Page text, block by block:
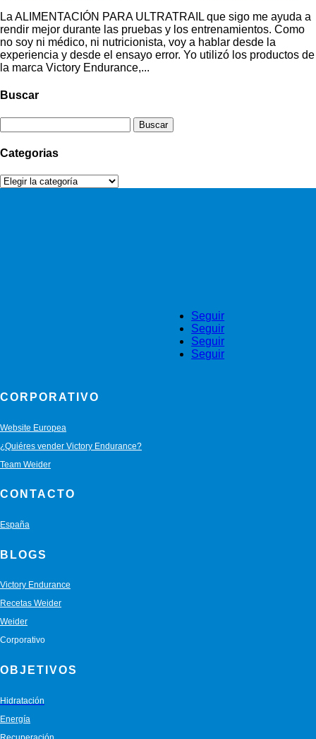
La ALIMENTACIÓN PARA ULTRATRAIL que sigo me ayuda a
rendir mejor durante las pruebas y los entrenamientos. Como
no soy ni médico, ni nutricionista, voy a hablar desde la
experiencia y desde el ensayo error. Yo utilizó los productos de
la marca Victory Endurance,...
Buscar
Categorias
Categorias
Seguir
Seguir
Seguir
Seguir
CORPORATIVO
Website Europea
¿Quiéres vender Victory Endurance?
Team Weider
CONTACTO
España
BLOGS
Victory Endurance
Recetas Weider
Weider
Corporativo
OBJETIVOS
Hidratación
Energía